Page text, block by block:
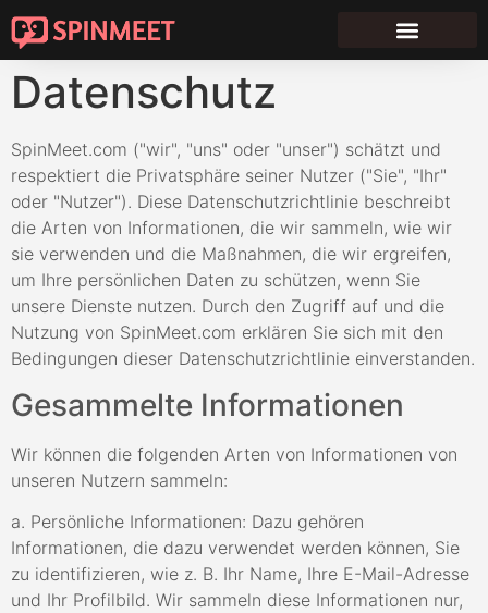
Datenschutz
SpinMeet.com ("wir", "uns" oder "unser") schätzt und
respektiert die Privatsphäre seiner Nutzer ("Sie", "Ihr"
oder "Nutzer"). Diese Datenschutzrichtlinie beschreibt
die Arten von Informationen, die wir sammeln, wie wir
sie verwenden und die Maßnahmen, die wir ergreifen,
um Ihre persönlichen Daten zu schützen, wenn Sie
unsere Dienste nutzen. Durch den Zugriff auf und die
Nutzung von SpinMeet.com erklären Sie sich mit den
Bedingungen dieser Datenschutzrichtlinie einverstanden.
Gesammelte Informationen
Wir können die folgenden Arten von Informationen von
unseren Nutzern sammeln:
a. Persönliche Informationen: Dazu gehören
Informationen, die dazu verwendet werden können, Sie
zu identifizieren, wie z. B. Ihr Name, Ihre E-Mail-Adresse
und Ihr Profilbild. Wir sammeln diese Informationen nur,